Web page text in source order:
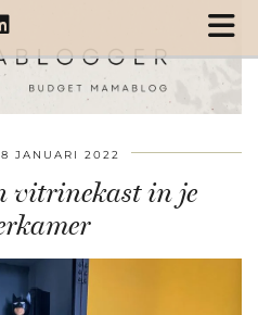
JANUARI 2022
vitrinekast in je